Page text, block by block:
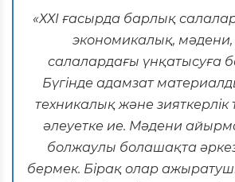
«ХХІ ғасырда барлық
экономикалық, мәдени,
салалардағы үнқатысуға
Бүгінде адамзат
техникалық және зияткерлік
әлеуетке ие. Мәдени
болжаулы болашақта
бермек. Бірақ олар